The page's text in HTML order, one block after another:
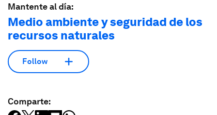
Mantente al día:
Medio ambiente y seguridad de los
recursos naturales
Follow
Comparte: